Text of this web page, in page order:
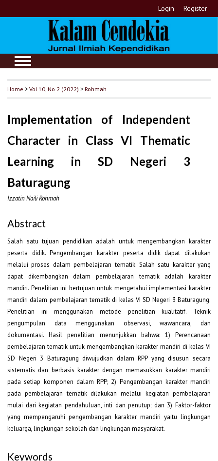
Login Register
Home >Vol 10, No 2 (2022) >Rohmah
Implementation of Independent
Character in Class VI Thematic
Learning in SD Negeri 3
Baturagung
Izzatin Naili Rohmah
Abstract
Salah satu tujuan pendidikan adalah untuk mengembangkan karakter
peserta didik. Pengembangan karakter peserta didik dapat dilakukan
melalui proses dalam pembelajaran tematik. Salah satu karakter yang
dapat dikembangkan dalam pembelajaran tematik adalah karakter
mandiri. Penelitian ini bertujuan untuk mengetahui implementasi karakter
mandiri dalam pembelajaran tematik di kelas VI SD Negeri 3 Baturagung.
Penelitian ini menggunakan metode penelitian kualitatif. Teknik
pengumpulan data menggunakan observasi, wawancara, dan
dokumentasi. Hasil penelitian menunjukkan bahwa: 1) Perencanaan
pembelajaran tematik untuk mengembangkan karakter mandiri di kelas VI
SD Negeri 3 Baturagung diwujudkan dalam RPP yang disusun secara
sistematis dan berbasis karakter dengan memasukkan karakter mandiri
pada setiap komponen dalam RPP; 2) Pengembangan karakter mandiri
pada pembelajaran tematik dilakukan melalui kegiatan pembelajaran
mulai dari kegiatan pendahuluan, inti dan penutup; dan 3) Faktor-faktor
yang mempengaruhi pengembangan karakter mandiri yaitu lingkungan
keluarga, lingkungan sekolah dan lingkungan masyarakat.
Keywords